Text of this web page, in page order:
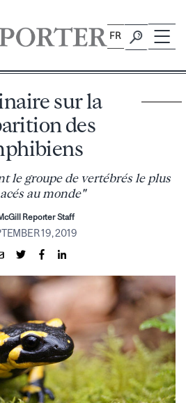
FR
sur la
des
le groupe de vertébrés le plus
au monde"
Reporter Staff
19, 2019